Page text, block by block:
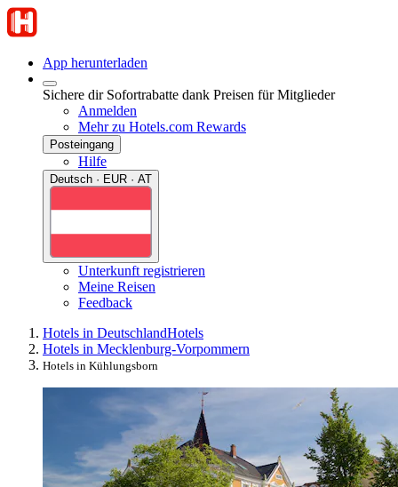
App herunterladen
Sichere dir Sofortrabatte dank Preisen für Mitglieder
Anmelden
Mehr zu Hotels.com Rewards
Posteingang
Hilfe
Deutsch · EUR · AT
Unterkunft registrieren
Meine Reisen
Feedback
Hotels in DeutschlandHotels
Hotels in Mecklenburg-Vorpommern
Hotels in Kühlungsborn